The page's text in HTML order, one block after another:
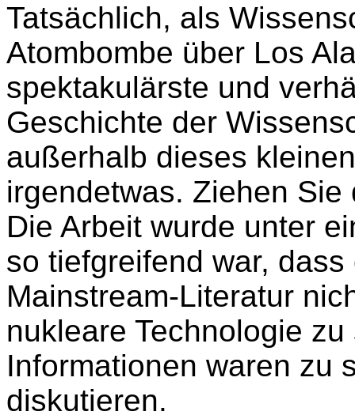
Tatsächlich, als
Atombombe über Los
spektakulärste und
Geschichte der
außerhalb dieses
irgendetwas. Ziehen
Die Arbeit wurde unter
so tiefgreifend war,
Mainstream-Literatur
nukleare Technologie
Informationen waren zu
diskutieren.